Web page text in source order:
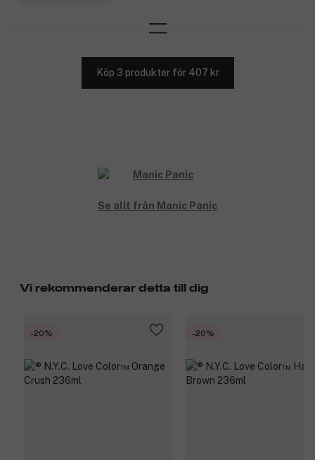
Köp 3 produkter för 407 kr
Se allt från Manic Panic
Vi rekommenderar detta till dig
-20% -20%